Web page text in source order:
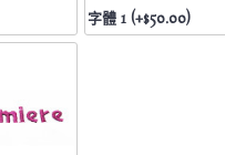
字體 1 (+$50.00)